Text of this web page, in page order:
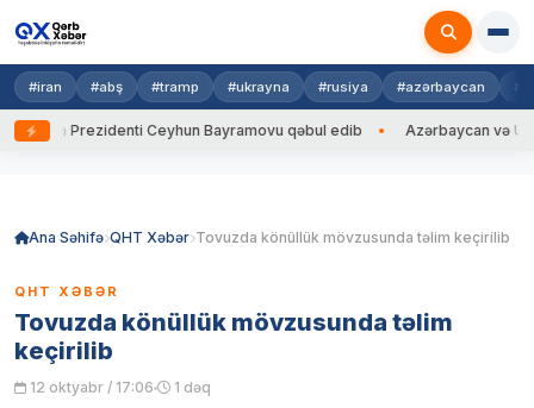
#iran #abş #tramp #ukrayna #rusiya #azərbaycan
Prezidenti Ceyhun Bayramovu qəbul edib Azərbaycan və
Ana Səhifə QHT Xəbər Tovuzda könüllük mövzusunda təlim keçirilib
QHT XƏBƏR
Tovuzda könüllük mövzusunda təlim
keçirilib
12 oktyabr / 17:06 1 dəq